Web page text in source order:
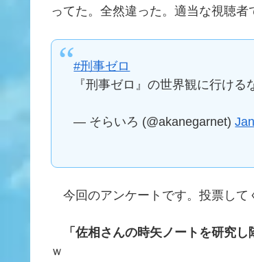
ってた。全然違った。適当な視聴者
#刑事ゼロ
『刑事ゼロ』の世界観に行け
— そらいろ (@akanegarnet)
今回のアンケートです。投票して
「佐相さんの時矢ノートを研究し
ｗ